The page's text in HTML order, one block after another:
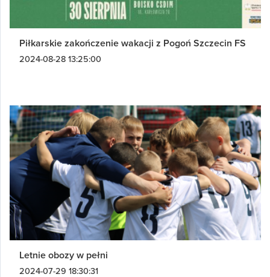
Piłkarskie zakończenie wakacji z Pogoń Szczecin FS
2024-08-28 13:25:00
Letnie obozy w pełni
2024-07-29 18:30:31